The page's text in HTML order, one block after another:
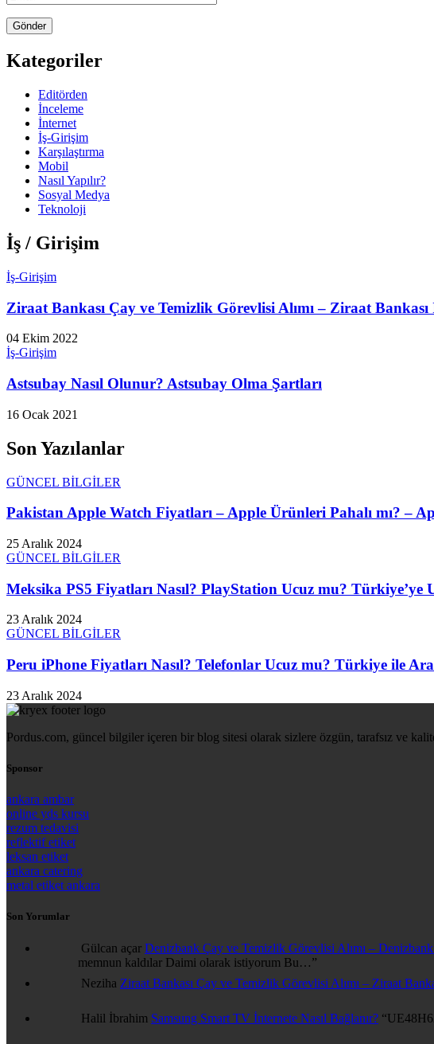
Kategoriler
Editörden
İnceleme
İnternet
İş-Girişim
Karşılaştırma
Mobil
Nasıl Yapılır?
Sosyal Medya
Teknoloji
İş / Girişim
İş-Girişim
Ziraat Bankası Çay ve Temizlik Görevlisi Alımı – Ziraat Bankası
04 Ekim 2022
İş-Girişim
Astsubay Nasıl Olunur? Astsubay Olma Şartları
16 Ocak 2021
Son Yazılanlar
GÜNCEL BİLGİLER
Pakistan Apple Watch Fiyatları – Apple Ürünleri Pahalı mı? –
25 Aralık 2024
GÜNCEL BİLGİLER
Meksika PS5 Fiyatları Nasıl? PlayStation Ucuz mu?
23 Aralık 2024
GÜNCEL BİLGİLER
Peru iPhone Fiyatları Nasıl? Telefonlar Ucuz mu? Türkiye ile
23 Aralık 2024
Pordus.com, güncel bilgiler içeren bir blog sitesi olarak sizlere özgün, tarafsız ve
Sponsor
ankara ambar
online yds kursu
rezum tedavisi
reflektif etiket
leksan etiket
ankara catering
metal etiket ankara
Son Yorumlar
Gülcan açar Denizbank Çay ve Temizlik Görevlisi Alımı – Denizbank
memnun kaldılar Daimi olarak istiyorum Bu…”
Neziha Ziraat Bankası Çay ve Temizlik Görevlisi Alımı – Ziraat
Halil İbrahim Samsung Smart TV İnternete Nasıl Bağlanır? “